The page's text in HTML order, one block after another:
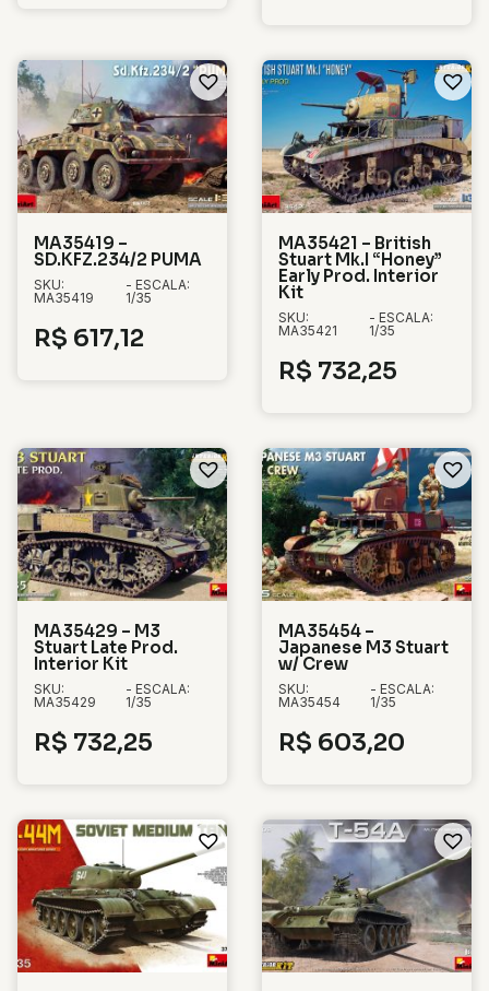
MA35419 –
SD.KFZ.234/2 PUMA
SKU:
MA35419
- ESCALA:
1/35
R$ 617,12
MA35421 – British
Stuart Mk.I “Honey”
Early Prod. Interior
Kit
SKU:
MA35421
- ESCALA:
1/35
R$ 732,25
MA35429 – M3
Stuart Late Prod.
Interior Kit
SKU:
MA35429
- ESCALA:
1/35
R$ 732,25
MA35454 –
Japanese M3 Stuart
w/ Crew
SKU:
MA35454
- ESCALA:
1/35
R$ 603,20